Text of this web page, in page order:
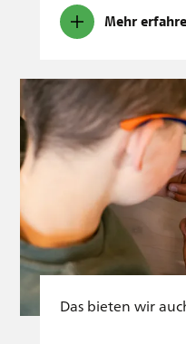
Mehr
Das bieten wir